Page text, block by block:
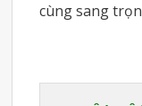
cùng sang